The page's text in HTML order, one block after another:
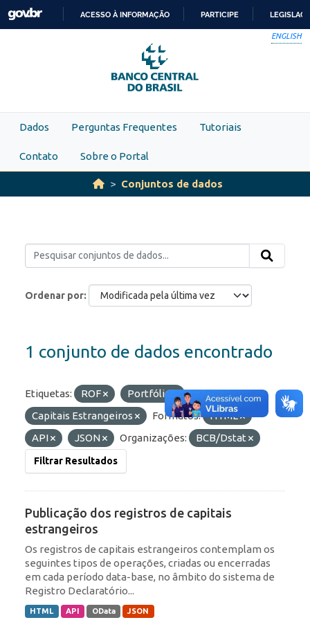
Skip to main content
PARA
O
CONTEÚDO
ACESSO À INFORMAÇÃO PARTICIPE
ENGLISH
Dados Perguntas Frequentes Tutoriais
Contato Sobre o Portal
Conjuntos de dados
Ordenar por
1 conjunto de dados encontrado
Etiquetas: ROF
Portfólio
Capitais Estrangeiros
Formatos:
HTML
API
JSON Organizações: BCB/Dstat
Filtrar Resultados
Publicação dos registros de capitais
estrangeiros
Os registros de capitais estrangeiros contemplam os
seguintes tipos de operações, criadas ou encerradas
em cada período data-base, no âmbito do sistema de
Registro Declaratório...
HTML API OData JSON